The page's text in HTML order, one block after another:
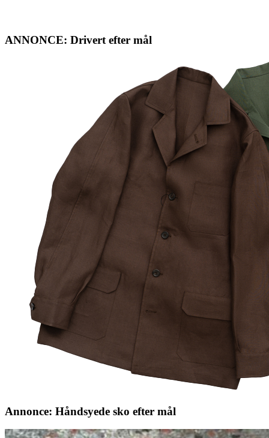
ANNONCE: Drivert efter mål
Annonce: Håndsyede sko efter mål